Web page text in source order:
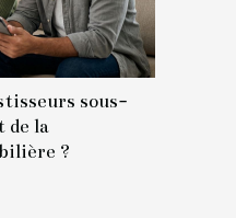
sous-
de la
?